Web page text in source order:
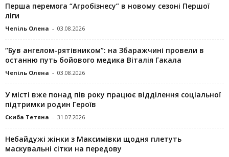
Перша перемога “Агробізнесу” в новому сезоні Першої
ліги
Чепіль Олена - 03.08.2026
“Був ангелом-рятівником”: на Збаражчині провели в
останню путь бойового медика Віталія Гакала
Чепіль Олена - 03.08.2026
У місті вже понад пів року працює відділення соціальної
підтримки родин Героїв
Скиба Тетяна - 31.07.2026
Небайдужі жінки з Максимівки щодня плетуть
маскувальні сітки на передову